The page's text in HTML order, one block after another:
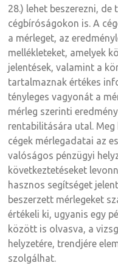
28.) lehet beszerezni,
cégbíróságokon is. A
a mérleget, az
mellékleteket, amelyek
jelentések, valamint a
tartalmaznak értékes
tényleges vagyonát a
mérleg szerinti
rentabilitására utal. Meg
cégek mérlegadatai az
valóságos pénzügyi
következtetéseket
hasznos segítséget
beszerzett mérlegeket
értékeli ki, ugyanis egy
között is olvasva, a
helyzetére, trendjére
szolgálhat.